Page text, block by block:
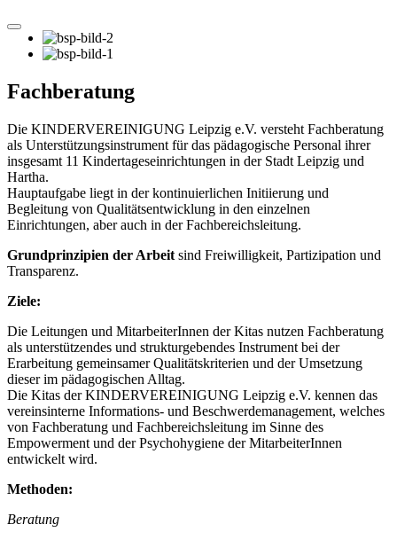
Fachberatung
Die KINDERVEREINIGUNG Leipzig e.V. versteht Fachberatung
als Unterstützungsinstrument für das pädagogische Personal ihrer
insgesamt 11 Kindertageseinrichtungen in der Stadt Leipzig und
Hartha.
Hauptaufgabe liegt in der kontinuierlichen Initiierung und
Begleitung von Qualitätsentwicklung in den einzelnen
Einrichtungen, aber auch in der Fachbereichsleitung.
Grundprinzipien der Arbeit sind Freiwilligkeit, Partizipation und
Transparenz.
Ziele:
Die Leitungen und MitarbeiterInnen der Kitas nutzen Fachberatung
als unterstützendes und strukturgebendes Instrument bei der
Erarbeitung gemeinsamer Qualitätskriterien und der Umsetzung
dieser im pädagogischen Alltag.
Die Kitas der KINDERVEREINIGUNG Leipzig e.V. kennen das
vereinsinterne Informations- und Beschwerdemanagement, welches
von Fachberatung und Fachbereichsleitung im Sinne des
Empowerment und der Psychohygiene der MitarbeiterInnen
entwickelt wird.
Methoden:
Beratung